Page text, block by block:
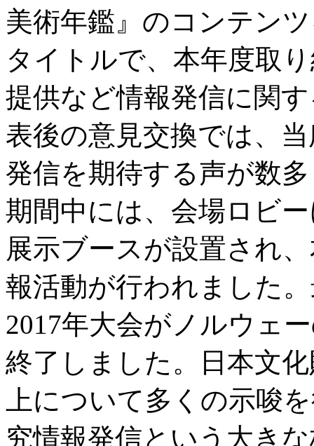
美術年鑑』のコンテン
タイトルで、本年度取
提供など情報発信に関
表後の意見交換では、
発信を期待する声が数
期間中には、会場ロビ
展示ブースが設置され
報活動が行われました
2017年大会がノルウェ
終了しました。日本文
上について多くの示唆
究情報発信という大き